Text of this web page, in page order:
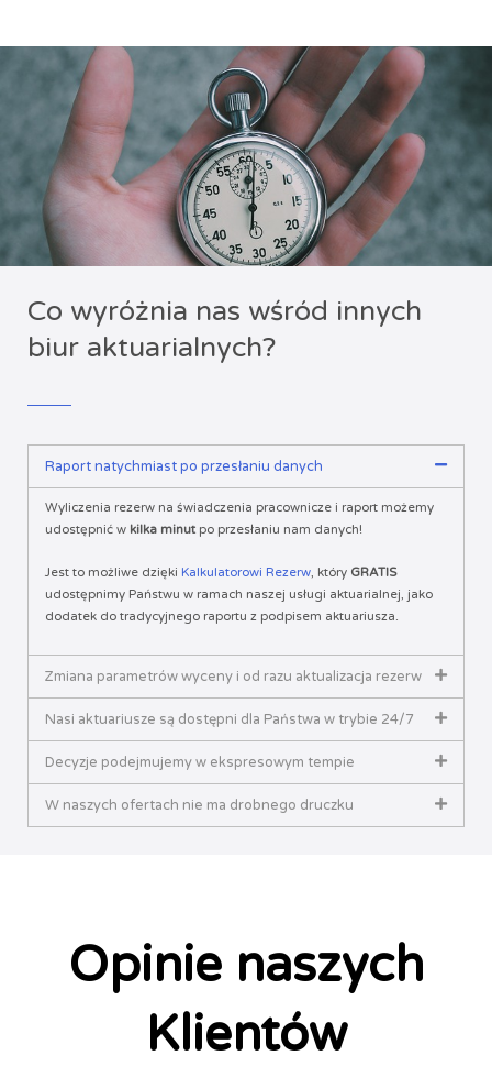
Co wyróżnia nas wśród innych
biur aktuarialnych?
Raport natychmiast po przesłaniu danych
Wyliczenia rezerw na świadczenia pracownicze i raport możemy
udostępnić w kilka minut po przesłaniu nam danych!
Jest to możliwe dzięki Kalkulatorowi Rezerw , który GRATIS
udostępnimy Państwu w ramach naszej usługi aktuarialnej, jako
dodatek do tradycyjnego raportu z podpisem aktuariusza.
Zmiana parametrów wyceny i od razu aktualizacja rezerw
Nasi aktuariusze są dostępni dla Państwa w trybie 24/7
Decyzje podejmujemy w ekspresowym tempie
W naszych ofertach nie ma drobnego druczku
Opinie naszych
Klientów